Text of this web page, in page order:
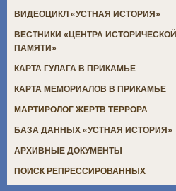
ВИДЕОЦИКЛ «УСТНАЯ ИСТОРИЯ»
ВЕСТНИКИ «ЦЕНТРА ИСТОРИЧЕСКОЙ
ПАМЯТИ»
КАРТА ГУЛАГА В ПРИКАМЬЕ
КАРТА МЕМОРИАЛОВ В ПРИКАМЬЕ
МАРТИРОЛОГ ЖЕРТВ ТЕРРОРА
БАЗА ДАННЫХ «УСТНАЯ ИСТОРИЯ»
АРХИВНЫЕ ДОКУМЕНТЫ
ПОИСК РЕПРЕССИРОВАННЫХ